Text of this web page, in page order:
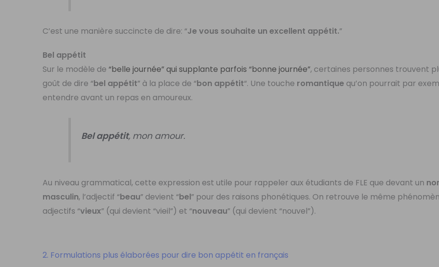
C’est une manière succincte de dire: “Je vous souhaite un excellent appétit.”
Bel appétit
Sur le modèle de“belle journée” qui supplante parfois “bonne journée”, certaines personnes trouvent
goût de dire “bel appétit” à la place de “bon appétit“. Une touche romantique qu’on pourrait par
entendre avant un repas en amoureux.
Bel appétit, mon amour.
Au niveau grammatical, cette expression est utile pour rappeler aux étudiants de FLE que devant un
masculin, l’adjectif “beau” devient “bel” pour des raisons phonétiques. On retrouve le même
adjectifs “vieux” (qui devient “vieil”) et “nouveau” (qui devient “nouvel”).
2. Formulations plus élaborées pour dire bon appétit en français